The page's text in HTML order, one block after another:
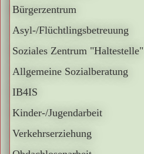
Bürgerzentrum
Asyl-/Flüchtlingsbetreuung
Soziales Zentrum "Haltestelle"
Allgemeine Sozialberatung
IB4IS
Kinder-/Jugendarbeit
Verkehrserziehung